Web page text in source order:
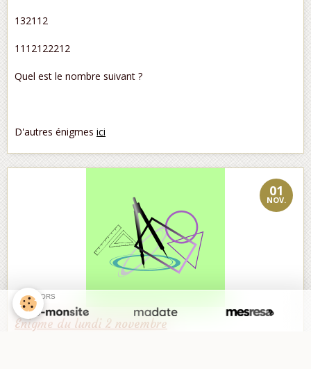
132112
1112122212
Quel est le nombre suivant ?
D'autres énigmes ici
01
NOV.
Enigme du lundi 2 novembre
SPONSORS